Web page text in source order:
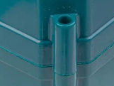
10" FILTER
€37,10